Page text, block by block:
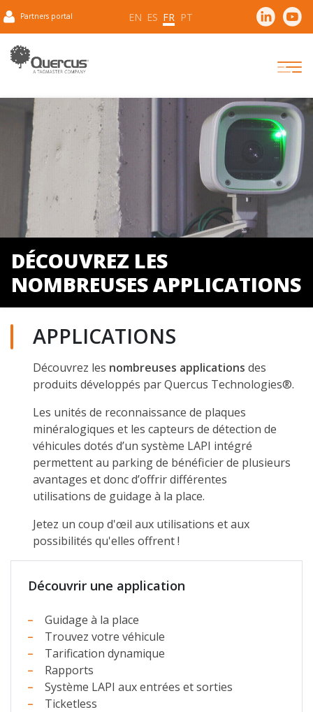
Partners portal EN ES FR PT
DÉCOUVREZ LES
NOMBREUSES APPLICATIONS
APPLICATIONS
Découvrez les nombreuses applications des
produits développés par Quercus Technologies®.
Les unités de reconnaissance de plaques
minéralogiques et les capteurs de détection de
véhicules dotés d’un système LAPI intégré
permettent au parking de bénéficier de plusieurs
avantages et donc d’offrir différentes
utilisations de guidage à la place.
Jetez un coup d'œil aux utilisations et aux
possibilités qu'elles offrent !
Découvrir une application
Guidage à la place
Trouvez votre véhicule
Tarification dynamique
Rapports
Système LAPI aux entrées et sorties
Ticketless